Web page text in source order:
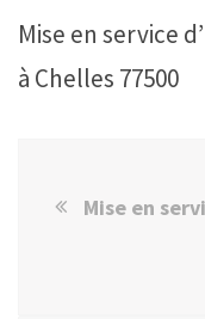
Mise en service
à Chelles 77500
Mise en